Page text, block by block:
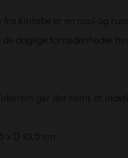
fra Kintobe er en cool og
de daglige fornødenheder
gør det nemt at
x D 10,5 cm.